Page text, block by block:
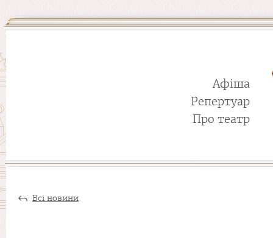
Афіша
Репертуар
Про театр
Всі новини